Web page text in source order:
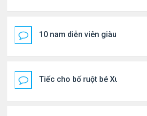
10 nam diễn viên giàu nhất
Tiếc cho bố ruột bé Xuân Mai ở